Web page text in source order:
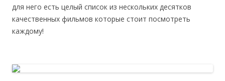
для него есть целый список из нескольких десятков
качественных фильмов которые стоит посмотреть
каждому!